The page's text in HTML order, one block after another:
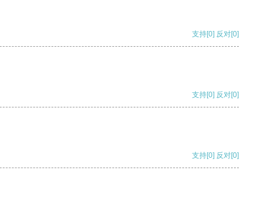
支持[0] 反对[0]
支持[0] 反对[0]
支持[0] 反对[0]